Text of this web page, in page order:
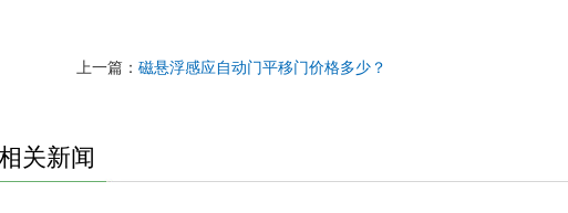
上一篇：磁悬浮感应自动门平移门价格多少？
关新闻